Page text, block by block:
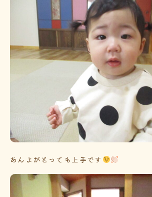
あんよがとっても上手です